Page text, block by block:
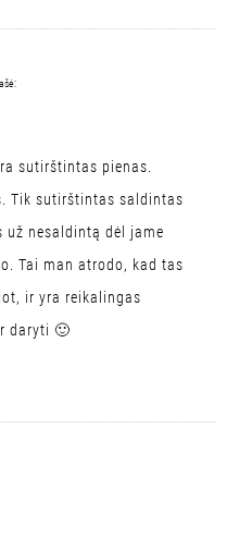
sutirštintas pienas.
Tik sutirštintas saldintas
už nesaldintą dėl jame
Tai man atrodo, kad tas
ir yra reikalingas
daryti 🙂